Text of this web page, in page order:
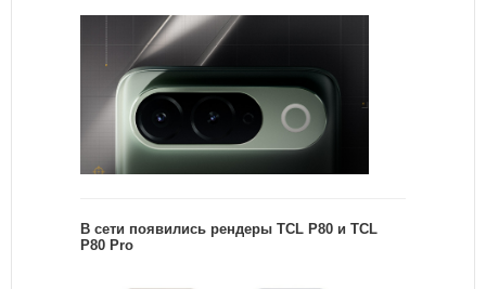
В сети появились рендеры TCL P80 и TCL
P80 Pro